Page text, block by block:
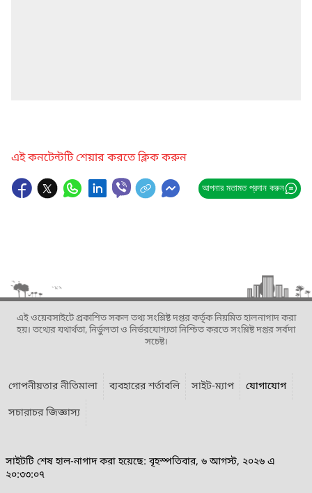
এই কনটেন্টটি শেয়ার করতে ক্লিক করুন
আপনার মতামত প্রদান করুন
এই ওয়েবসাইটে প্রকাশিত সকল তথ্য সংশ্লিষ্ট দপ্তর কর্তৃক নিয়মিত হালনাগাদ করা
হয়। তথ্যের যথার্থতা, নির্ভুলতা ও নির্ভরযোগ্যতা নিশ্চিত করতে সংশ্লিষ্ট দপ্তর সর্বদা
সচেষ্ট।
গোপনীয়তার নীতিমালা ব্যবহারের শর্তাবলি সাইট-ম্যাপ
যোগাযোগ
সচারাচর জিজ্ঞাস্য
সাইটটি শেষ হাল-নাগাদ করা হয়েছে: বৃহস্পতিবার, ৬ আগস্ট, ২০২৬ এ
২০:৩৩:০৭